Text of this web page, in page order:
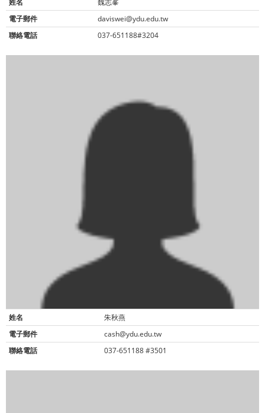
姓名
魏志峯
電子郵件
daviswei@ydu.edu.tw
聯絡電話
037-651188#3204
姓名
朱秋燕
電子郵件
cash@ydu.edu.tw
聯絡電話
037-651188 #3501